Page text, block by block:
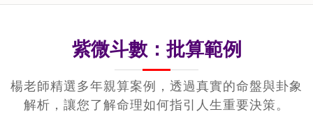
紫微斗數：批算範例
楊老師精選多年親算案例，透過真實的命盤與卦象
解析，讓您了解命理如何指引人生重要決策。